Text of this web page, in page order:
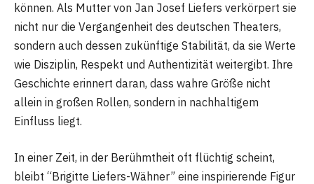
können. Als Mutter von Jan Josef Liefers verkörpert sie
nicht nur die Vergangenheit des deutschen Theaters,
sondern auch dessen zukünftige Stabilität, da sie Werte
wie Disziplin, Respekt und Authentizität weitergibt. Ihre
Geschichte erinnert daran, dass wahre Größe nicht
allein in großen Rollen, sondern in nachhaltigem
Einfluss liegt.
In einer Zeit, in der Berühmtheit oft flüchtig scheint,
bleibt “Brigitte Liefers-Wähner” eine inspirierende Figur